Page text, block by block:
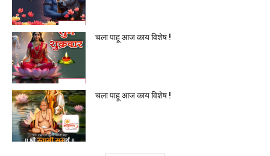
चला पाहू आज काय विशेष !
चला पाहू आज काय विशेष !